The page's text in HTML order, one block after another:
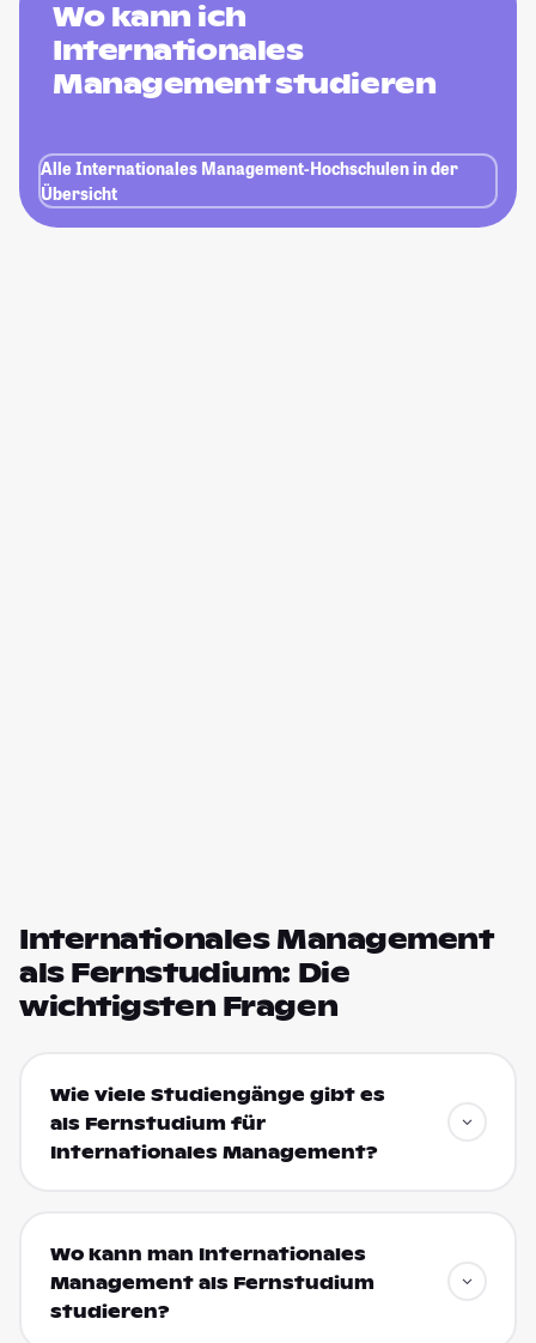
Wo kann ich
Internationales
Management studieren
Alle Internationales Management-Hochschulen in der
Übersicht
Internationales Management
als Fernstudium: Die
wichtigsten Fragen
Wie viele Studiengänge gibt es
als Fernstudium für
Internationales Management?
Wo kann man Internationales
Management als Fernstudium
studieren?